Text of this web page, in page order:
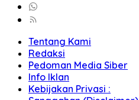
Tentang Kami
Redaksi
Pedoman Media Siber
Info Iklan
Kebijakan Privasi :